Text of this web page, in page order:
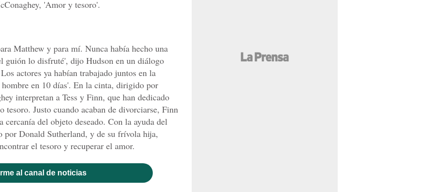
'Amor y tesoro'.
Matthew y para mí. Nunca había hecho una
guión lo disfruté', dijo Hudson en un diálogo
actores ya habían trabajado juntos en la
en 10 días'. En la cinta, dirigido por
interpretan a Tess y Finn, que han dedicado
tesoro. Justo cuando acaban de divorciarse, Finn
cercanía del objeto deseado. Con la ayuda del
por Donald Sutherland, y de su frívola hija,
el tesoro y recuperar el amor.
al canal de noticias